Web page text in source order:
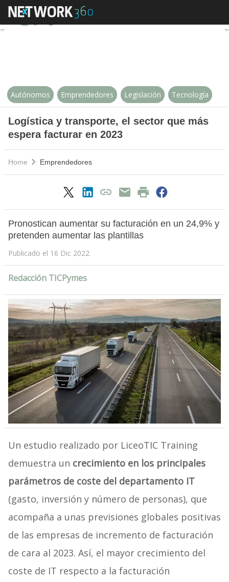
Logística y transporte, el sector
Autónomos Emprendedores Legislación Tecnología
Logística y transporte, el sector que más
espera facturar en 2023
Home Emprendedores
Pronostican aumentar su facturación en un 24,9% y
pretenden aumentar las plantillas
Publicado el 16 Dic 2022
Redacción TICPymes
Un estudio realizado por LiceoTIC Training
demuestra un crecimiento en los principales
parámetros de coste del departamento IT
(gasto, inversión y número de personas), que
acompaña a unas previsiones globales positivas
de las empresas de incremento de facturación
de cara al 2023. Así, el mayor crecimiento del
coste de IT respecto a la facturación